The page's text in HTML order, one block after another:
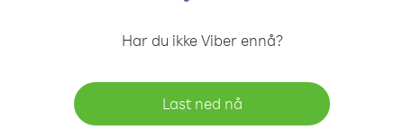
Har du ikke Viber ennå?
Last ned nå